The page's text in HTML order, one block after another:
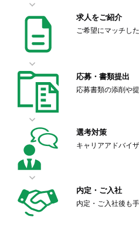
求人をご紹介
ご希望にマッチし
応募・書類提出
応募書類の添削や
選考対策
キャリアアドバイ
内定・ご入社
内定・ご入社後も